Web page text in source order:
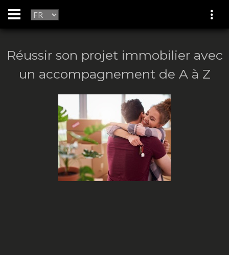
Réussir son projet immobilier avec
un accompagnement de A à Z